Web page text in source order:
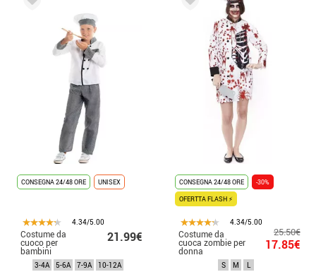
CONSEGNA 24/48 ORE UNISEX
4.34/5.00
Costume da
cuoco per
bambini
21.99€
3-4A 5-6A 7-9A 10-12A
CONSEGNA 24/48 ORE
-30%
OFERTTA FLASH ⚡
4.34/5.00
Costume da
cuoca zombie per
donna
25.50€
17.85€
S M L